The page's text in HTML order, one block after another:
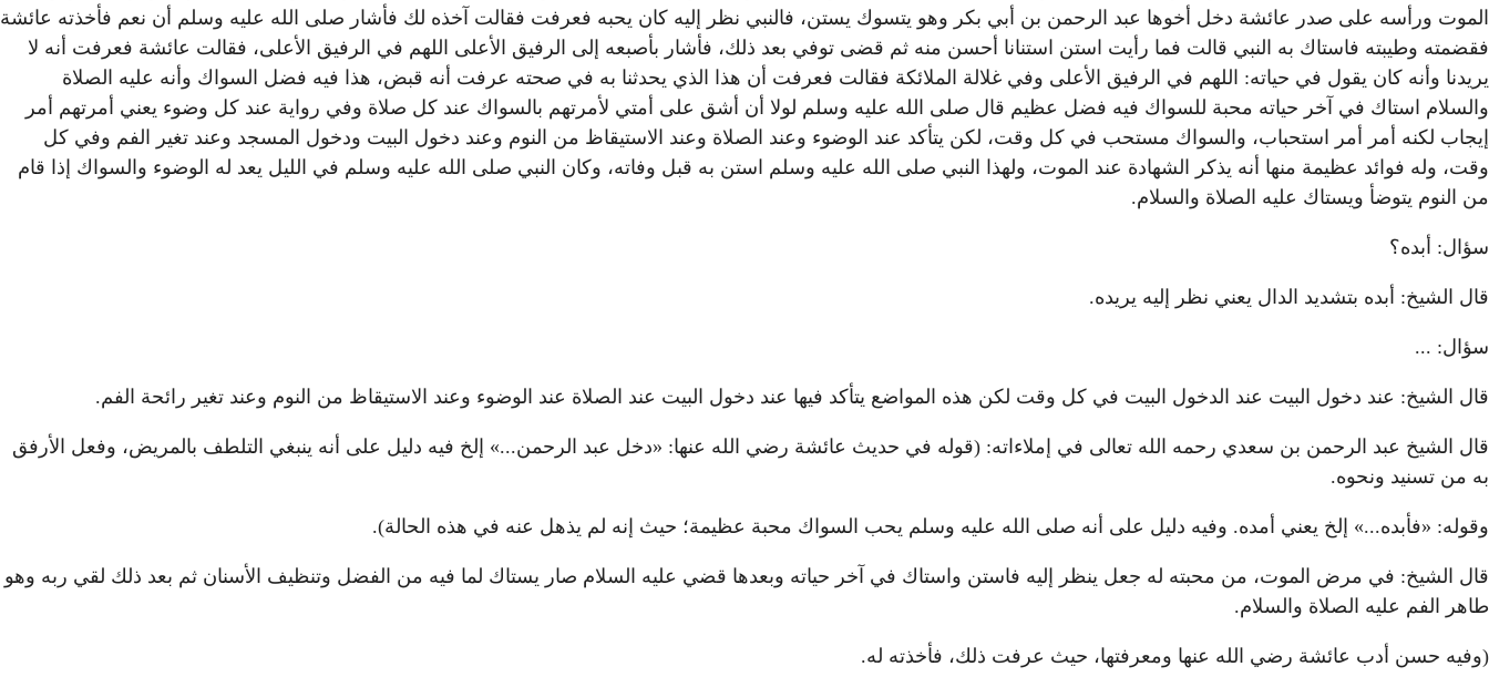
الموت ورأسه على صدر عائشة دخل أخوها عبد الرحمن بن أبي بكر وهو يتسوك يستن، فالنبي نظر إليه كان يحبه فعرفت فقالت آخذه لك فأشار صلى الله عليه وسلم أن نعم فأخذته عائشة
فقضمته وطيبته فاستاك به النبي قالت فما رأيت استن استنانا أحسن منه ثم قضى توفي بعد ذلك، فأشار بأصبعه إلى الرفيق الأعلى اللهم في الرفيق الأعلى، فقالت عائشة فعرفت أنه لا
يريدنا وأنه كان يقول في حياته: اللهم في الرفيق الأعلى وفي غلالة الملائكة فقالت فعرفت أن هذا الذي يحدثنا به في صحته عرفت أنه قبض، هذا فيه فضل السواك وأنه عليه الصلاة
والسلام استاك في آخر حياته محبة للسواك فيه فضل عظيم قال صلى الله عليه وسلم لولا أن أشق على أمتي لأمرتهم بالسواك عند كل صلاة وفي رواية عند كل وضوء يعني أمرتهم أمر
إيجاب لكنه أمر أمر استحباب، والسواك مستحب في كل وقت، لكن يتأكد عند الوضوء وعند الصلاة وعند الاستيقاظ من النوم وعند دخول البيت ودخول المسجد وعند تغير الفم وفي كل
وقت، وله فوائد عظيمة منها أنه يذكر الشهادة عند الموت، ولهذا النبي صلى الله عليه وسلم استن به قبل وفاته، وكان النبي صلى الله عليه وسلم في الليل يعد له الوضوء والسواك إذا قام
من النوم يتوضأ ويستاك عليه الصلاة والسلام.
سؤال: أبده؟
قال الشيخ: أبده بتشديد الدال يعني نظر إليه يريده.
سؤال: ...
قال الشيخ: عند دخول البيت عند الدخول البيت في كل وقت لكن هذه المواضع يتأكد فيها عند دخول البيت عند الصلاة عند الوضوء وعند الاستيقاظ من النوم وعند تغير رائحة الفم.
قال الشيخ عبد الرحمن بن سعدي رحمه الله تعالى في إملاءاته: (قوله في حديث عائشة رضي الله عنها: «دخل عبد الرحمن...» إلخ فيه دليل على أنه ينبغي التلطف بالمريض، وفعل الأرفق
به من تسنيد ونحوه.
وقوله: «فأبده...» إلخ يعني أمده. وفيه دليل على أنه صلى الله عليه وسلم يحب السواك محبة عظيمة؛ حيث إنه لم يذهل عنه في هذه الحالة).
قال الشيخ: في مرض الموت، من محبته له جعل ينظر إليه فاستن واستاك في آخر حياته وبعدها قضي عليه السلام صار يستاك لما فيه من الفضل وتنظيف الأسنان ثم بعد ذلك لقي ربه وهو
طاهر الفم عليه الصلاة والسلام.
(وفيه حسن أدب عائشة رضي الله عنها ومعرفتها، حيث عرفت ذلك، فأخذته له.